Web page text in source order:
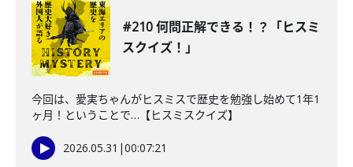
#210 何問正解できる！？「ヒスミ
スクイズ！」
今回は、愛実ちゃんがヒスミスで歴史を勉強し始めて1年1
ヶ月！ということで…【ヒスミスクイズ】
2026.05.31 |00:07:21